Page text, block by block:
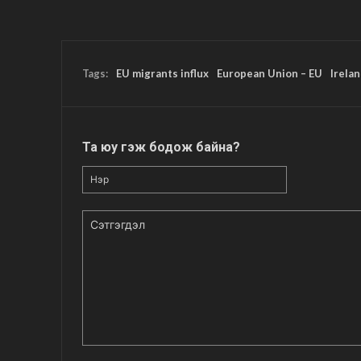
Tags: EU migrants influx European Union – EU
Та юу гэж бодож байна?